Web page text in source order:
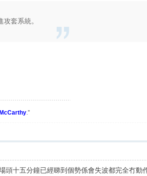
套系統。
.”
十五分鐘已經睇到個勢係會失波都完全冇動